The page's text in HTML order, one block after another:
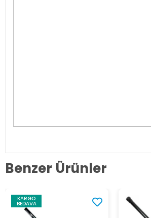
Benzer Ürünler
KARGO
BEDAVA